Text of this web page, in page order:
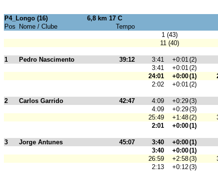
P4_Longo (16)
6,8 km 17 C
Pos
Nome / Clube
Tempo
1 (43)
11 (40)
1 Pedro Nascimento 39:12 3:41 +0:01(2)
3:41
+0:01(2)
24:01
+0:00(1)
2:02
+0:01(2)
2 Carlos Garrido 42:47 4:09 +0:29(3)
4:09
+0:29(3)
25:49
+1:48(2)
2:01
+0:00(1)
3 Jorge Antunes 45:07 3:40 +0:00(1)
3:40
+0:00(1)
26:59
+2:58(3)
2:13
+0:12(3)